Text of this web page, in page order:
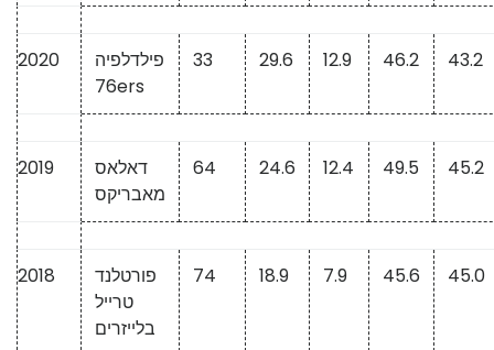
2020
פילדלפיה
76ers
33 29.6 12.9 46.2 43.2
2019
דאלאס
מאבריקס
64 24.6 12.4 49.5 45.2
2018
פורטלנד
טרייל
בלייזרים
74 18.9 7.9 45.6 45.0